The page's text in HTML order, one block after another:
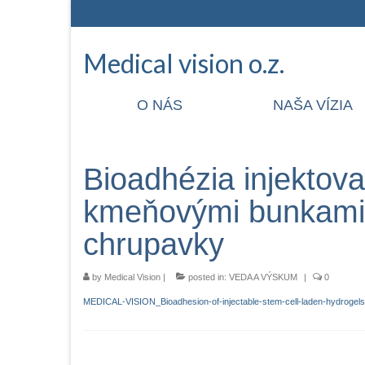
Medical vision o.z.
O NÁS NAŠA VÍZIA
Bioadhézia
kmeňovými
chrupavky
by Medical Vision | posted in: VEDA A VÝSKUM | 0
MEDICAL-VISION_Bioadhesion-of-injectable-stem-cell-laden-